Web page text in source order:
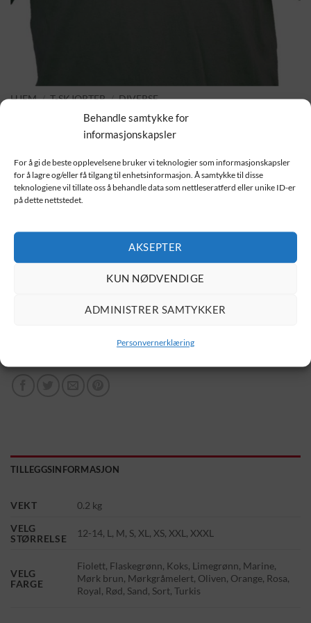
Behandle samtykke for
informasjonskapsler
For å gi de beste opplevelsene bruker vi teknologier som informasjonskapsler
for å lagre og/eller få tilgang til enhetsinformasjon. Å samtykke til disse
teknologiene vil tillate oss å behandle data som nettleseratferd eller unike ID-er
på dette nettstedet.
AKSEPTER
KUN NØDVENDIGE
ADMINISTRER SAMTYKKER
Personvernerklæring
HJEM / T-SKJORTER / DIVERSE
kr229.00
Velg størrelse
LEGG I HANDLEKURV
TILLEGGSINFORMASJON
VEKT
0.2 kg
VELG
STØRRELSE
12-14, L, M, S, XL, XS, XXL, XXXL
VELG
FARGE
Fiolett, Flaskegrønn, Koks, Limegrønn, Marine,
Mørk brun, Mørkgråmelert, Oliven, Orange, Rosa,
Royal, Rød, Sand, Sort, Turkis